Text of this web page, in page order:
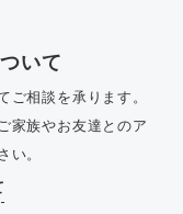
いて
ご相談を承ります。
家族やお友達とのア
い。